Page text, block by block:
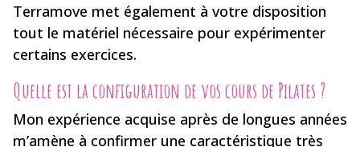
Terramove met également à votre disposition
tout le matériel nécessaire pour expérimenter
certains exercices.
Quelle est la configuration de vos cours de Pilates ?
Mon expérience acquise après de longues années
m’amène à confirmer une caractéristique très